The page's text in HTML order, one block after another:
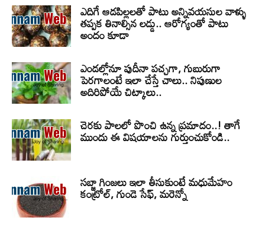
ఎదిగే ఆడపిల్లలతో పాటు అన్నివయసుల వాళ్ళు
తప్పక తినాల్సిన లడ్డు.. ఆరోగ్యంతో పాటు
అందం కూడా
ఎండల్లోనూ పుదీనా పచ్చగా, గుబురుగా
పెరగాలంటే ఇలా చేస్తే చాలు.. నిపుణుల
అదిరిపోయే చిట్కాలు..
చెరకు పాలలో పొంచి ఉన్న ప్రమాదం..! తాగే
ముందు ఈ విషయాలను గుర్తుంచుకోండి..
సబ్జా గింజలు ఇలా తీసుకుంటే మధుమేహం
కంట్రోల్, గుండె సేఫ్, మరెన్నో